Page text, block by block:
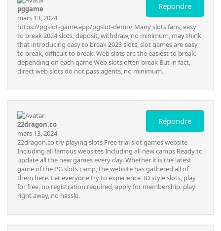
Répondre
pggame
mars 13, 2024
https://pgslot-game.app/pgslot-demo/ Many slots fans, easy
to break 2024 slots, deposit, withdraw, no minimum, may think
that introducing easy to break 2023 slots, slot games are easy
to break, difficult to break. Web slots are the easiest to break.
depending on each game Web slots often break But in fact,
direct web slots do not pass agents, no minimum.
Répondre
22dragon.co
mars 13, 2024
22dragon.co try playing slots Free trial slot games website
Including all famous websites Including all new camps Ready to
update all the new games every day. Whether it is the latest
game of the PG slots camp, the website has gathered all of
them here. Let everyone try to experience 3D style slots, play
for free, no registration required, apply for membership, play
right away, no hassle.